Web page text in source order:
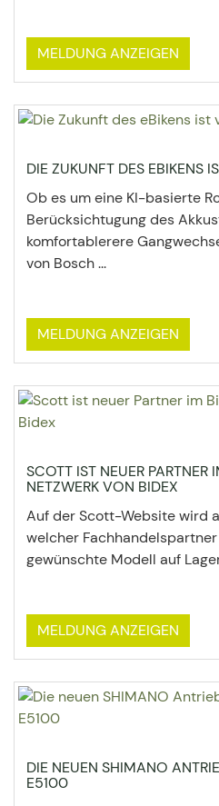
MELDUNG ANZEIGEN
DIE ZUKUNFT DES EBIKENS
Ob es um eine KI-basierte
Berücksichtugung des
komfortablerere
von Bosch ...
MELDUNG ANZEIGEN
SCOTT IST NEUER
NETZWERK VON BIDEX
Auf der Scott-Website wird
welcher
gewünschte Modell auf
MELDUNG ANZEIGEN
DIE NEUEN SHIMANO
E5100